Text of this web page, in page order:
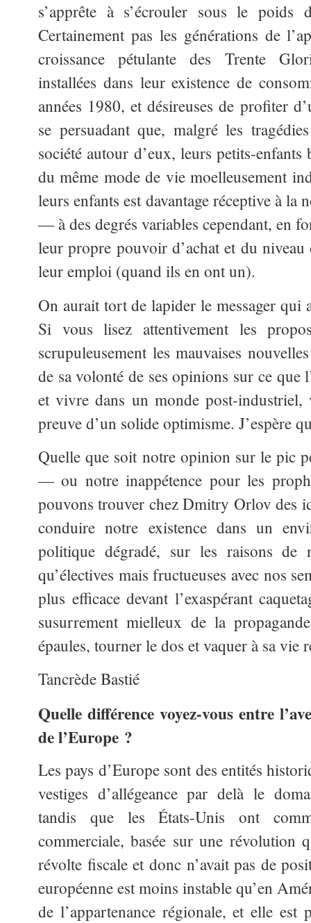
s’apprête à s’écrouler sous le
Certainement pas les générations de
croissance pétulante des Trente
installées dans leur existence de
années 1980, et désireuses de profiter
se persuadant que, malgré les
société autour d’eux, leurs petits-
du même mode de vie moelleusement
leurs enfants est davantage réceptive à
— à des degrés variables cependant, en
leur propre pouvoir d’achat et du niveau
leur emploi (quand ils en ont un).
On aurait tort de lapider le messager qui
Si vous lisez attentivement les
scrupuleusement les mauvaises
de sa volonté de ses opinions sur ce
et vivre dans un monde post-industriel,
preuve d’un solide optimisme. J’espère
Quelle que soit notre opinion sur le pic
— ou notre inappétence pour les
pouvons trouver chez Dmitry Orlov des
conduire notre existence dans un
politique dégradé, sur les raisons de
qu’électives mais fructueuses avec nos
plus efficace devant l’exaspérant
susurrement mielleux de la
épaules, tourner le dos et vaquer à sa vie
Tancrède Bastié
Quelle différence voyez-vous entre
de l’Europe ?
Les pays d’Europe sont des entités
vestiges d’allégeance par delà le
tandis que les États-Unis ont
commerciale, basée sur une révolution
révolte fiscale et donc n’avait pas de
européenne est moins instable qu’en
de l’appartenance régionale, et elle est